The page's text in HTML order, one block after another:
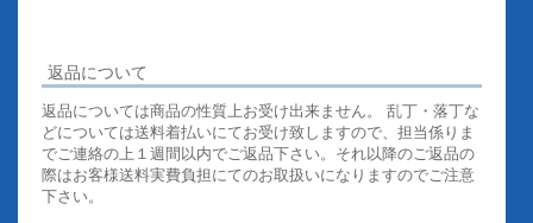
返品について
返品については商品の性質上お受け出来ません。 乱丁・落丁な
どについては送料着払いにてお受け致しますので、担当係りま
でご連絡の上１週間以内でご返品下さい。それ以降のご返品の
際はお客様送料実費負担にてのお取扱いになりますのでご注意
下さい。